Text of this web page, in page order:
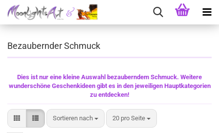
Bezaubernder Schmuck
Dies ist nur eine kleine Auswahl bezauberndem Schmuck. Weitere
wunderschöne Geschenkideen gibt es in den jeweiligen Hauptkategorien
zu entdecken!
Sortieren nach
Sortieren nach 20 pro Seite
pro Seite